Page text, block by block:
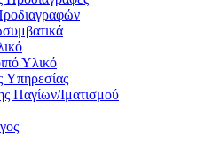
Υλικό
Yπηρεσίας
Παγίων/Ιματισμού